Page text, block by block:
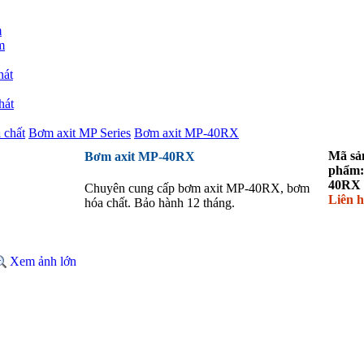
chất Bơm axit MP Series Bơm axit MP-40RX
Xem ảnh lớn
Bơm axit MP-40RX
Chuyên cung cấp bơm axit MP-40RX, bơm
hóa chất. Bảo hành 12 tháng.
Mã
40RX
Liên